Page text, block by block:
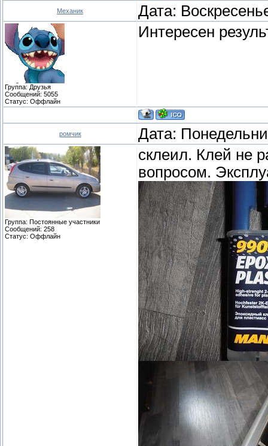
Механик Дата:
Группа: Друзья
Сообщений: 5055
Статус: Оффлайн
Интересен
ромчик Дата:
Группа: Постоянные участники
Сообщений: 258
Статус: Оффлайн
склеил. Клей не
вопросом.